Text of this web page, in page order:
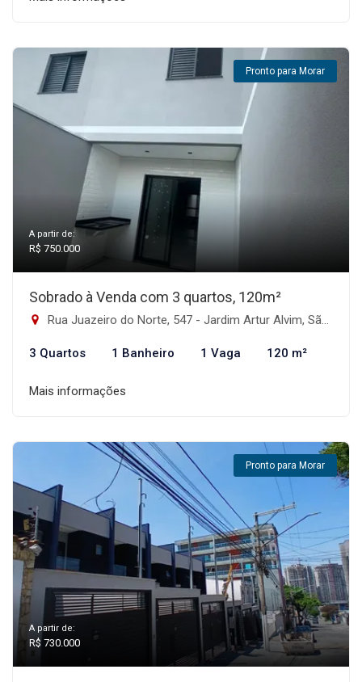
Pronto para Morar
A partir de:
R$ 750.000
Sobrado à Venda com 3 quartos, 120m²
Rua Juazeiro do Norte, 547 - Jardim Artur Alvim, São Paulo-SP
3 Quartos 1 Banheiro 1 Vaga 120 m²
Mais informações
Pronto para Morar
A partir de:
R$ 730.000